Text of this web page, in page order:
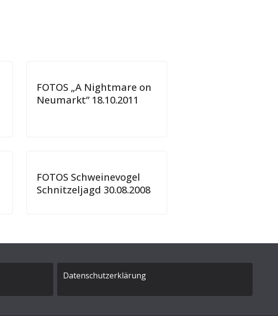
FOTOS „A Nightmare on
Neumarkt” 18.10.2011
FOTOS Schweinevogel
Schnitzeljagd 30.08.2008
Datenschutzerklärung